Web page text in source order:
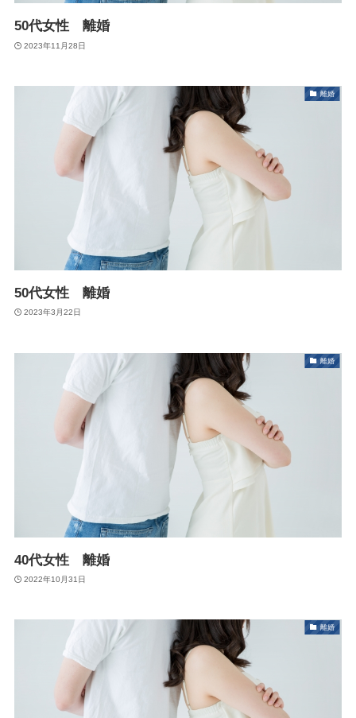
50代女性 離婚
2023年11月28日
離婚
50代女性 離婚
2023年3月22日
離婚
40代女性 離婚
2022年10月31日
離婚